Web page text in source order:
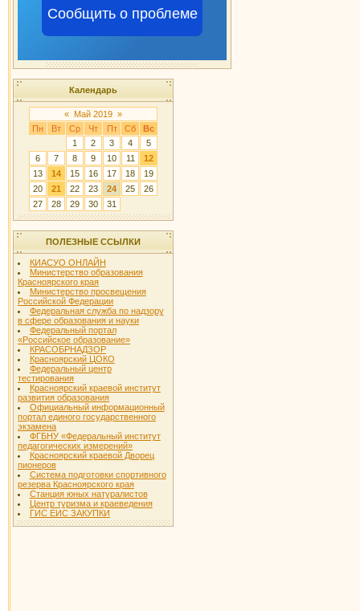
Сообщить о проблеме
Календарь
« Май 2019 »
Пн
Вт Ср Чт Пт Сб
Вс
1
2 3 4
5
6
7 8 9 10 11
12
13
14 15 16 17 18
19
20
21 22 23 24 25
26
27
28 29 30 31
ПОЛЕЗНЫЕ ССЫЛКИ
КИАСУО ОНЛАЙН
Министерство образования
Красноярского края
Министерство просвещения
Российской Федерации
Федеральная служба по надзору
в сфере образования и науки
Федеральный портал
«Российское образование»
КРАСОБРНАДЗОР
Красноярский ЦОКО
Федеральный центр
тестирования
Красноярский краевой институт
развития образования
Официальный информационный
портал единого государственного
экзамена
ФГБНУ «Федеральный институт
педагогических измерений»
Красноярский краевой Дворец
пионеров
Система подготовки спортивного
резерва Красноярского края
Станция юных натуралистов
Центр туризма и краеведения
ГИС ЕИС ЗАКУПКИ